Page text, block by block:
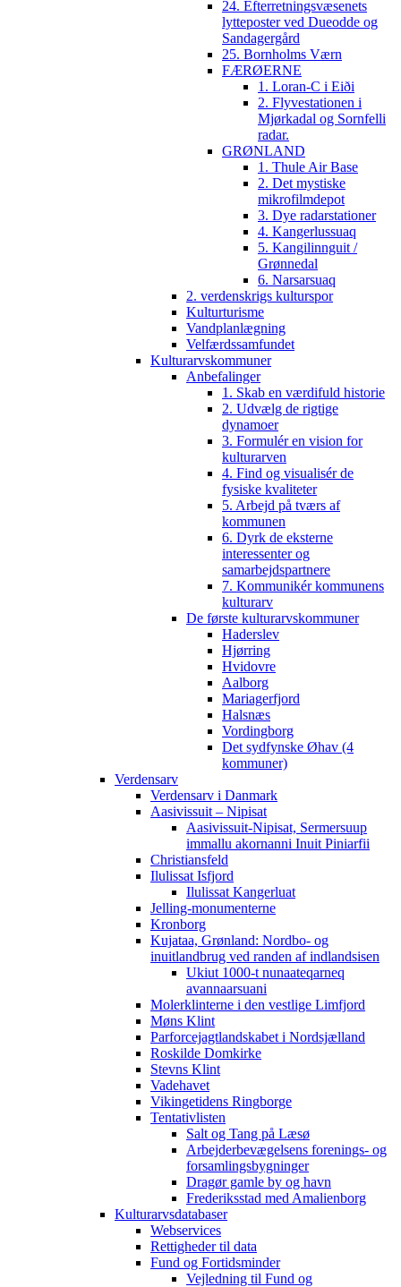
24. Efterretningsvæsenets
lytteposter ved Dueodde og
Sandagergård
25. Bornholms Værn
FÆRØERNE
1. Loran-C i Eiði
2. Flyvestationen i
Mjørkadal og Sornfelli
radar.
GRØNLAND
1. Thule Air Base
2. Det mystiske
mikrofilmdepot
3. Dye radarstationer
4. Kangerlussuaq
5. Kangilinnguit /
Grønnedal
6. Narsarsuaq
2. verdenskrigs kulturspor
Kulturturisme
Vandplanlægning
Velfærdssamfundet
Kulturarvskommuner
Anbefalinger
1. Skab en værdifuld historie
2. Udvælg de rigtige
dynamoer
3. Formulér en vision for
kulturarven
4. Find og visualisér de
fysiske kvaliteter
5. Arbejd på tværs af
kommunen
6. Dyrk de eksterne
interessenter og
samarbejdspartnere
7. Kommunikér kommunens
kulturarv
De første kulturarvskommuner
Haderslev
Hjørring
Hvidovre
Aalborg
Mariagerfjord
Halsnæs
Vordingborg
Det sydfynske Øhav (4
kommuner)
Verdensarv
Verdensarv i Danmark
Aasivissuit – Nipisat
Aasivissuit-Nipisat, Sermersuup
immallu akornanni Inuit Piniarfii
Christiansfeld
Ilulissat Isfjord
Ilulissat Kangerluat
Jelling-monumenterne
Kronborg
Kujataa, Grønland: Nordbo- og
inuitlandbrug ved randen af indlandsisen
Ukiut 1000-t nunaateqarneq
avannaarsuani
Molerklinterne i den vestlige Limfjord
Møns Klint
Parforcejagtlandskabet i Nordsjælland
Roskilde Domkirke
Stevns Klint
Vadehavet
Vikingetidens Ringborge
Tentativlisten
Salt og Tang på Læsø
Arbejderbevægelsens forenings- og
forsamlingsbygninger
Dragør gamle by og havn
Frederiksstad med Amalienborg
Kulturarvsdatabaser
Webservices
Rettigheder til data
Fund og Fortidsminder
Vejledning til Fund og